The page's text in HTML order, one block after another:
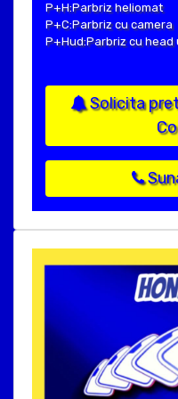
P+H:Parbriz heliomat
P+C:Parbriz cu camera
P+Hud:Parbriz cu head
Solicita pret